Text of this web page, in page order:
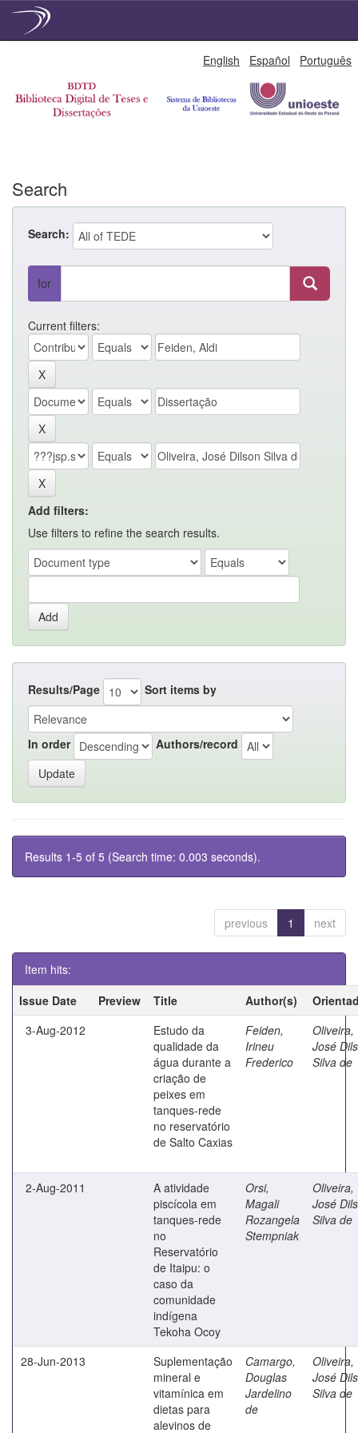
English Español Português
Search
Search:
for
Current filters:
Add filters:
Use filters to refine the search results.
Results/Page Sort items by
In order Authors/record
Results 1-5 of 5 (Search time: 0.003 seconds).
previous 1 next
Item hits:
Issue Date
Preview Title Author(s)
3-Aug-2012
Estudo da
qualidade da
água durante a
criação de
peixes em
tanques-rede
no reservatório
de Salto Caxias
Feiden,
Irineu
Frederico
Oliveira,
José
Silva de
2-Aug-2011
A atividade
piscícola em
tanques-rede
no
Reservatório
de Itaipu: o
caso da
comunidade
indígena
Tekoha Ocoy
Orsi,
Magali
Rozangela
Stempniak
Oliveira,
José
Silva de
28-Jun-2013
Suplementação
mineral e
vitamínica em
dietas para
alevinos de
Camargo,
Douglas
Jardelino
de
Oliveira,
José
Silva de